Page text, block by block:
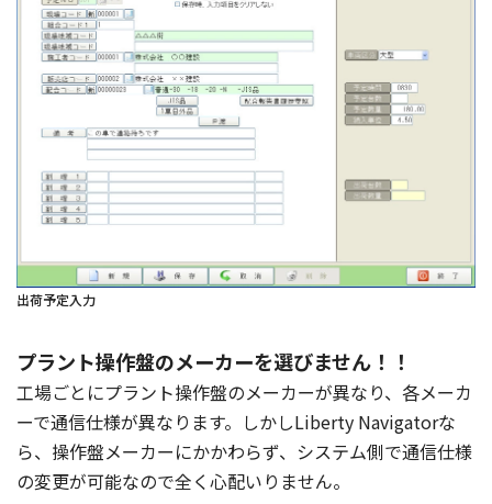
出荷予定入力
プラント操作盤のメーカーを選びません！！
工場ごとにプラント操作盤のメーカーが異なり、各メーカ
ーで通信仕様が異なります。しかしLiberty Navigatorな
ら、操作盤メーカーにかかわらず、システム側で通信仕様
の変更が可能なので全く心配いりません。